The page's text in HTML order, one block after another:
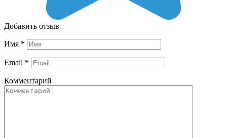
Добавить отзыв
Имя *
Email *
Комментарий